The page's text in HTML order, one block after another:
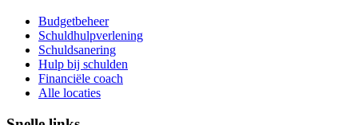
Budgetbeheer
Schuldhulpverlening
Schuldsanering
Hulp bij schulden
Financiële coach
Alle locaties